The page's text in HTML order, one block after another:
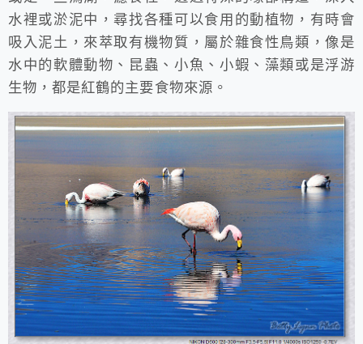
水裡或淤泥中，尋找各種可以食用的動植物，有時會
吸入泥土，來萃取有機物質，屬於雜食性鳥類，像是
水中的軟體動物、昆蟲、小魚、小蝦、藻類或是浮游
生物，都是紅鶴的主要食物來源。